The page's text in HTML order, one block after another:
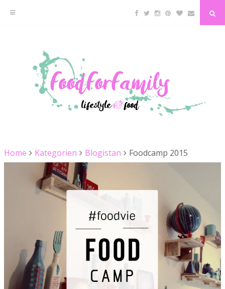
Facebook
TwitterInstagramPinterestBloglovin
Email
Home Kategorien Blogistan Foodcamp 2015